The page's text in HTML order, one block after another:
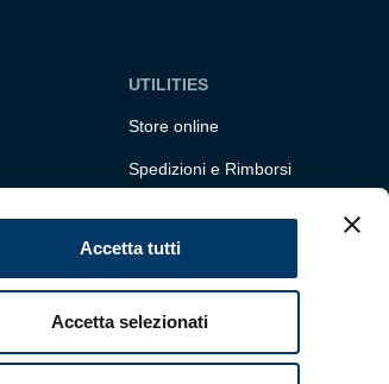
Accetta tutti
Accetta selezionati
UTILITIES
Store online
Spedizioni e Rimborsi